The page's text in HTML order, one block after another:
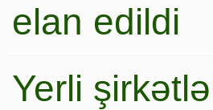
elan edildi
Yerli